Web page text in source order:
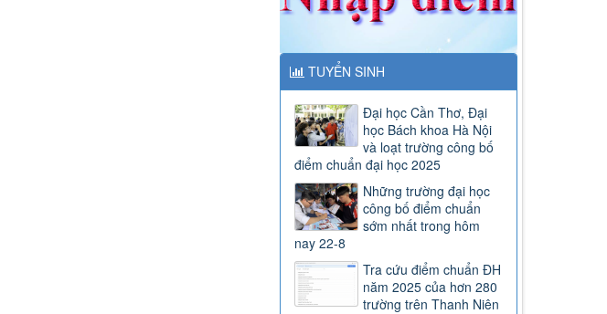
TUYỂN SINH
Đại học Cần Thơ, Đại
học Bách khoa Hà Nội
và loạt trường công bố
điểm chuẩn đại học 2025
Những trường đại học
công bố điểm chuẩn
sớm nhất trong hôm
nay 22-8
Tra cứu điểm chuẩn ĐH
năm 2025 của hơn 280
trường trên Thanh Niên